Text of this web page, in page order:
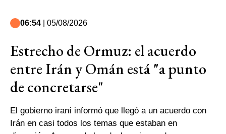
06:54 | 05/08/2026
Estrecho de Ormuz: el acuerdo
entre Irán y Omán está "a punto
de concretarse"
El gobierno iraní informó que llegó a un acuerdo con
Irán en casi todos los temas que estaban en